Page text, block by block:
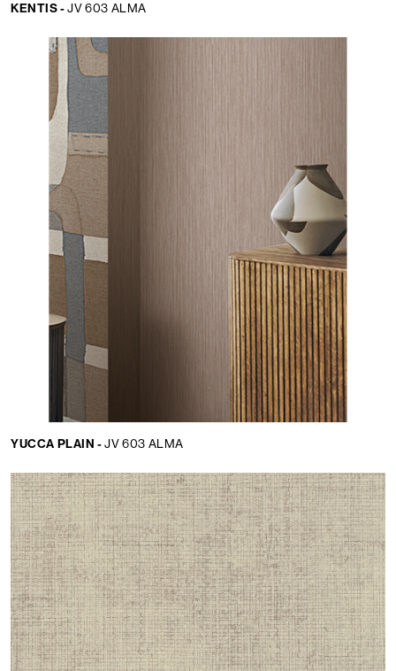
KENTIS -JV 603 ALMA
YUCCA PLAIN -JV 603 ALMA